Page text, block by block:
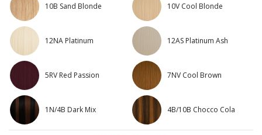
10B Sand Blonde 10V Cool Blonde
12NA Platinum 12AS Platinum Ash
5RV Red Passion 7NV Cool Brown
1N/4B Dark Mix 4B/10B Chocco Cola